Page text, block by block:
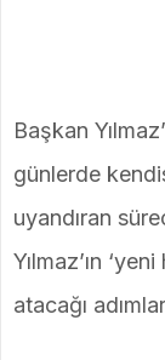
Başkan
günlerde
uyandıran
Yılmaz’ın
atacağı